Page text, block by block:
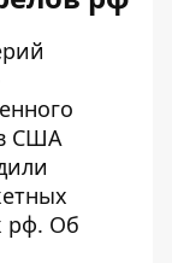
США
рф. Об